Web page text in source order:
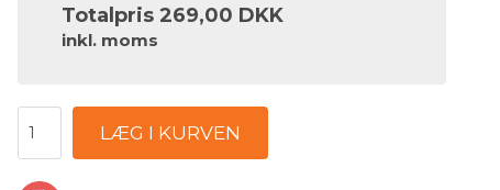
Totalpris 269,00 DKK
inkl. moms
LÆG I KURVEN